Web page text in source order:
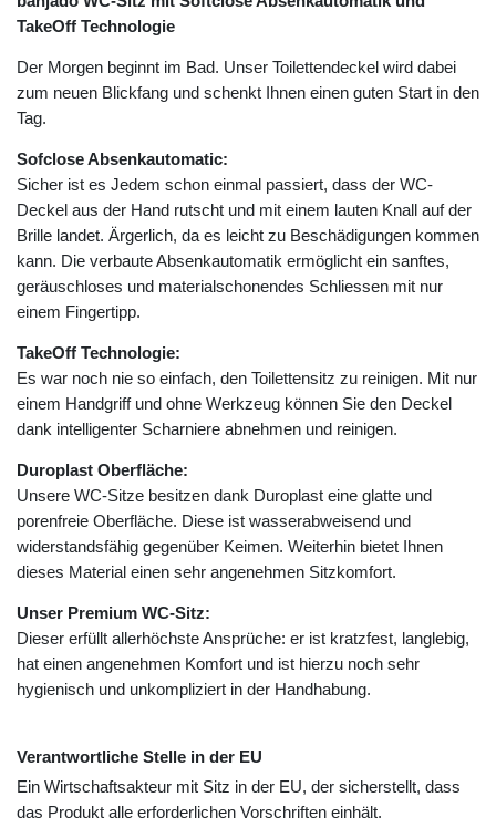
TakeOff Technologie
Der Morgen beginnt im Bad. Unser Toilettendeckel wird dabei
zum neuen Blickfang und schenkt Ihnen einen guten Start in den
Tag.
Sofclose Absenkautomatic:
Sicher ist es Jedem schon einmal passiert, dass der WC-
Deckel aus der Hand rutscht und mit einem lauten Knall auf der
Brille landet. Ärgerlich, da es leicht zu Beschädigungen kommen
kann. Die verbaute Absenkautomatik ermöglicht ein sanftes,
geräuschloses und materialschonendes Schliessen mit nur
einem Fingertipp.
TakeOff Technologie:
Es war noch nie so einfach, den Toilettensitz zu reinigen. Mit nur
einem Handgriff und ohne Werkzeug können Sie den Deckel
dank intelligenter Scharniere abnehmen und reinigen.
Duroplast Oberfläche:
Unsere WC-Sitze besitzen dank Duroplast eine glatte und
porenfreie Oberfläche. Diese ist wasserabweisend und
widerstandsfähig gegenüber Keimen. Weiterhin bietet Ihnen
dieses Material einen sehr angenehmen Sitzkomfort.
Unser Premium WC-Sitz:
Dieser erfüllt allerhöchste Ansprüche: er ist kratzfest, langlebig,
hat einen angenehmen Komfort und ist hierzu noch sehr
hygienisch und unkompliziert in der Handhabung.
Verantwortliche Stelle in der EU
Ein Wirtschaftsakteur mit Sitz in der EU, der sicherstellt, dass
das Produkt alle erforderlichen Vorschriften einhält.